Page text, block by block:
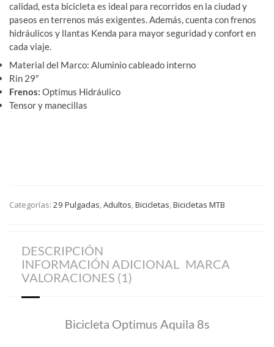
calidad, esta bicicleta es ideal para recorridos en la ciudad y
paseos en terrenos más exigentes. Además, cuenta con frenos
hidráulicos y llantas Kenda para mayor seguridad y confort en
cada viaje.
Material del Marco: Aluminio cableado interno
Rin 29″
Frenos: Optimus Hidráulico
Tensor y manecillas
Categorías: 29 Pulgadas,Adultos,Bicicletas,Bicicletas MTB
DESCRIPCIÓN
INFORMACIÓN ADICIONAL MARCA
VALORACIONES (1)
Bicicleta Optimus Aquila 8s